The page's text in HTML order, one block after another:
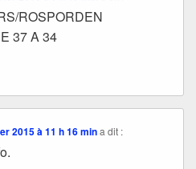
ROSPORDEN
37 A 34
2015 à 11 h 16 min a dit :